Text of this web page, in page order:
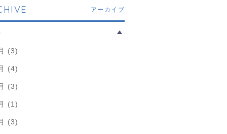
アーカイブ
(3)
(4)
(3)
(1)
(3)